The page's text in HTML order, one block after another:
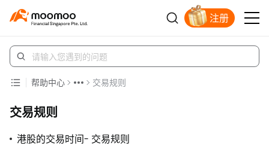
注册
帮助中心 交易规则
交易规则
港股的交易时间- 交易规则